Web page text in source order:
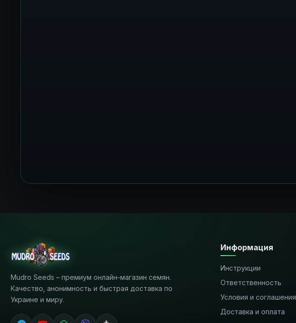
Mudro Seeds – премиум онлайн-магазин семян.
Качество, анонимность и быстрая доставка по
Украине и миру.
Информация
Инструкции
Ответственность
Условия и соглашения
Доставка и оплата